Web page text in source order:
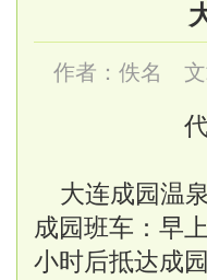
作者：佚名
大连成园温
成园班车：早
小时后抵达成